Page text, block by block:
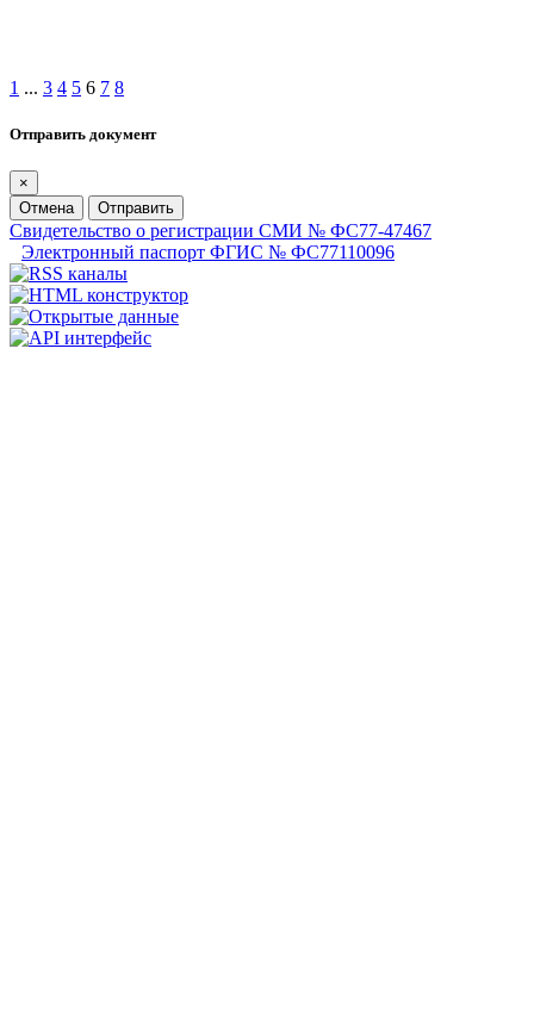
1 ... 3 4 5 6 7 8
Отправить документ
×
Отмена
Отправить
Свидетельство о регистрации СМИ № ФС77-47467
Электронный паспорт ФГИС № ФС77110096